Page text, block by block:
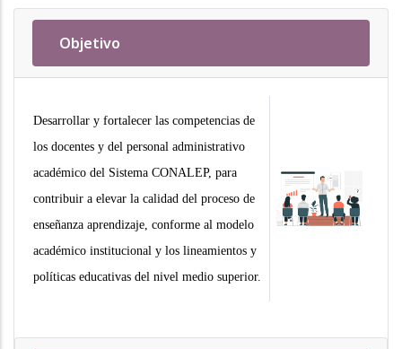
Objetivo
Desarrollar y fortalecer las competencias de
los docentes y del personal administrativo
académico del Sistema CONALEP, para
contribuir a elevar la calidad del proceso de
enseñanza aprendizaje, conforme al modelo
académico institucional y los lineamientos y
políticas educativas del nivel medio superior.